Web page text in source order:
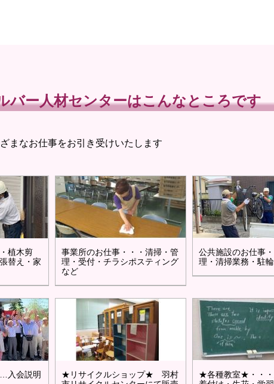
バー人材センターはこんなところです
まなお仕事をお引き受けいたします
植木剪
替え・家
事業所のお仕事・・・清掃・管
理・受付・チラシポスティング
など
公共施設のお仕事
理・清掃業務・駐
入会説明
★リサイクルショップ★ 羽村
★各種教室★・・・